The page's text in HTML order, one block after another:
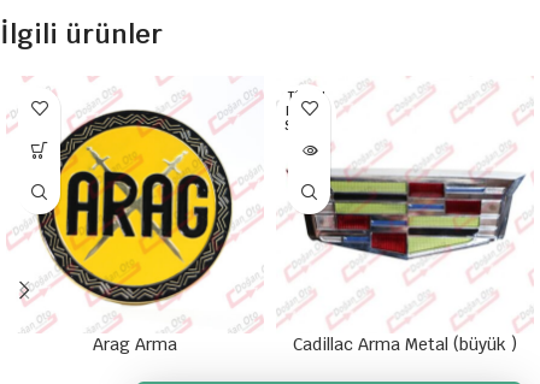
İlgili ürünler
Arag Arma
TÜKEN
DI HEP
SI SATI
Cadillac Arma Metal (büyük )